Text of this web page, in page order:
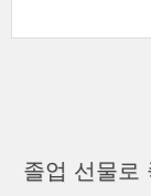
졸업 선물로